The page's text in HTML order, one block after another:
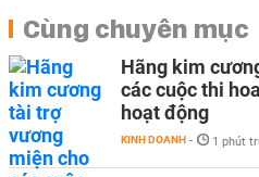
Cùng chuyên mục
Hãng kim
các cuộc thi
hoạt động
KINH DOANH - 1 phút